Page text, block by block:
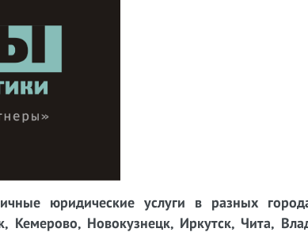
юридические услуги в разных
Кемерово, Новокузнецк, Иркутск, Чита,